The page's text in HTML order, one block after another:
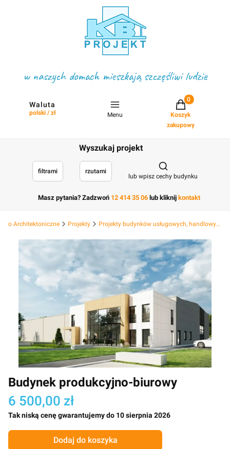
w naszych domach mieszkają szczęśliwi ludzie
Waluta
polski / zł Menu
Projekty w
Koszyk
zakupowy
Wyszukaj projekt
filtrami rzutami
Otwórz
lub wpisz cechy budynku
Masz pytania? Zadzwoń 12 414 35 06 lub kliknij kontakt
Architektoniczne Projekty Projekty budynków usługowych, handlowych hotelowych, deweloperskich i hal
Budynek produkcyjno-biurowy
6 500,00 zł
Tak niską cenę gwarantujemy do 10 sierpnia 2026
Dodaj do koszyka